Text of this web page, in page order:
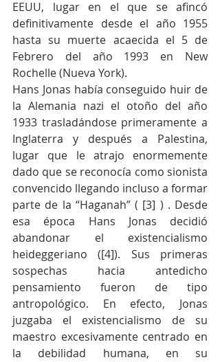
EEUU, lugar en el que se afincó
definitivamente desde el año 1955
hasta su muerte acaecida el 5 de
Febrero del año 1993 en New
Rochelle (Nueva York).
Hans Jonas había conseguido huir de
la Alemania nazi el otoño del año
1933 trasladándose primeramente a
Inglaterra y después a Palestina,
lugar que le atrajo enormemente
dado que se reconocía como sionista
convencido llegando incluso a formar
parte de la “Haganah” ( [3] ) . Desde
esa época Hans Jonas decidió
abandonar el existencialismo
heideggeriano ([4]). Sus primeras
sospechas hacia antedicho
pensamiento fueron de tipo
antropológico. En efecto, Jonas
juzgaba el existencialismo de su
maestro excesivamente centrado en
la debilidad humana, en su